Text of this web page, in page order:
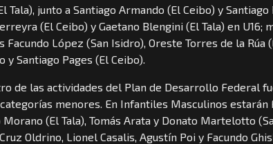
Tala), junto a Santiago Armando (El Ceibo) y
(El Ceibo) y Gaetano Blengini (El Tala) en U16;
Facundo López (San Isidro), Oreste Torres de la Rúa
y Santiago Pages (El Ceibo).
de las actividades del Plan de Desarrollo Federal
menores. En Infantiles Masculinos
Morano (El Tala), Tomás Arata y Donato Martelotto
Oldrino, Lionel Casalis, Agustín Poi y Facundo